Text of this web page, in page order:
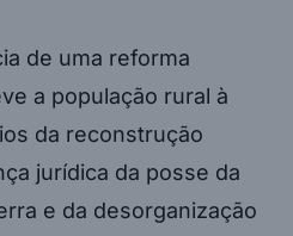
de uma reforma
a população rural à
da reconstrução
jurídica da posse da
e da desorganização